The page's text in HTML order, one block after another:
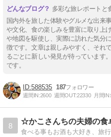
多彩な旅レポートと
国内外を旅した体験やグルメな出来
や文化、食の楽しみを豊富に取り上
や地図を駆使し、実際に訪れた気分
徴です。文章は親しみやすく、それ
るごとに新しい発見が待っています
です。
588535 187
週間IN:2600 週間OUT:22330 月間IN:
8
☆かこさんちの夫婦の